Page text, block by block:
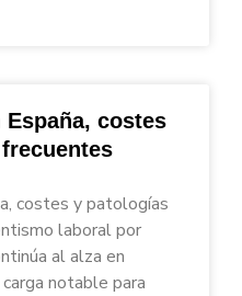
España, costes
costes y patologías
laboral por
al alza en
notable para